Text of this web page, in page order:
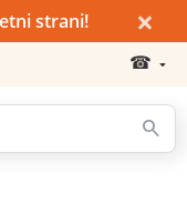
strani! ×
☎